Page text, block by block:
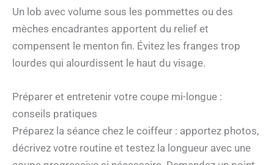
Un lob avec volume sous les pommettes ou des
mèches encadrantes apportent du relief et
compensent le menton fin. Évitez les franges trop
lourdes qui alourdissent le haut du visage.
Préparer et entretenir votre coupe mi-longue :
conseils pratiques
Préparez la séance chez le coiffeur : apportez photos,
décrivez votre routine et testez la longueur avec une